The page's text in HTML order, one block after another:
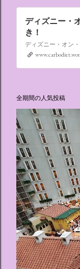
ディズニー・
き！
全期間の人気投稿